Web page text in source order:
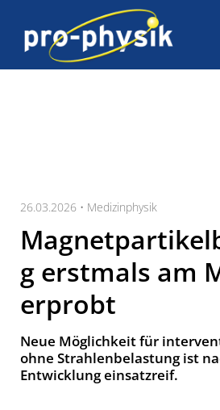
26.03.2026 • Medizinphysik
g erstmals am
erprobt
Neue Mög­lich­keit für
ohne Strah­len­be­las­tung ist
Ent­wick­lung ein­satz­reif.